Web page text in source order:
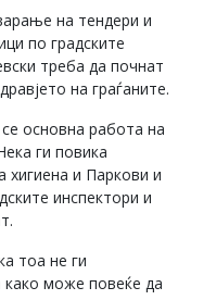
на тендери и
по градските
треба да почнат
на граѓаните.
основна работа на
ги повика
хигиена и Паркови и
инспектори и
тоа не ги
како може повеќе да